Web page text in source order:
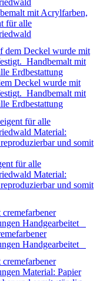
mit Acrylfarben,
für alle
Deckel wurde mit
Handbemalt mit
Erdbestattung
für alle
Material:
und somit
Handgearbeitet